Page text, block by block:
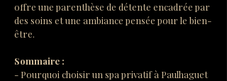
offre une parenthèse de détente encadrée par
des soins et une ambiance pensée pour le bien-
être.
Sommaire :
- Pourquoi choisir un spa privatif à Paulhaguet